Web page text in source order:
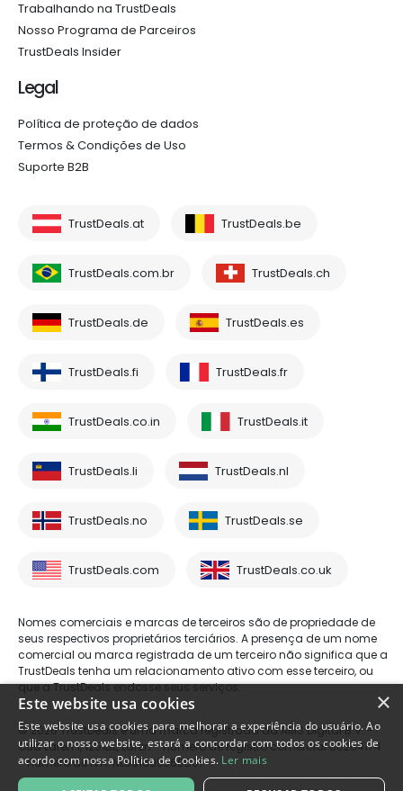
Trabalhando na TrustDeals
Nosso Programa de Parceiros
TrustDeals Insider
Legal
Política de proteção de dados
Termos & Condições de Uso
Suporte B2B
TrustDeals.at TrustDeals.be
TrustDeals.com.br TrustDeals.ch
TrustDeals.de TrustDeals.es
TrustDeals.fi TrustDeals.fr
TrustDeals.co.in TrustDeals.it
TrustDeals.li TrustDeals.nl
TrustDeals.no TrustDeals.se
TrustDeals.com TrustDeals.co.uk
Nomes comerciais e marcas de terceiros são de propriedade de
seus respectivos proprietários terciários. A presença de um nome
comercial ou marca registrada de um terceiro não significa que a
TrustDeals tenha um relacionamento ativo com esse terceiro, ou
que a TrustDeals endosse seus serviços.
© 2026 TrustDeals é uma marca registrada da AMS Digital B.V. -
Oud Laren 1, 1251BL, Laren - número de registro comercial 80264174
- número de IVA: NL861609360B01
×
Este website usa cookies
Este website usa cookies para melhorar a experiência do usuário. Ao
utilizar o nosso website, estará a concordar com todos os cookies de
acordo com nossa Política de Cookies. Ler mais